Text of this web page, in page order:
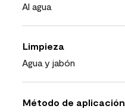
Al agua
Limpieza
Agua y jabón
Método de aplicación